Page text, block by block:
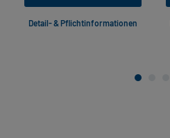
Detail- & Pflichtinformationen